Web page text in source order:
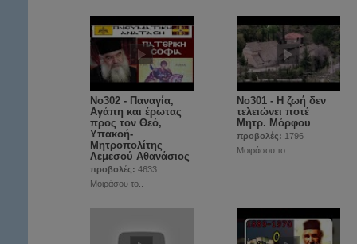
No302 - Παναγία,
Αγάπη και έρωτας
προς τον Θεό,
Υπακοή-
Μητροπολίτης
Λεμεσού Αθανάσιος
προβολές: 4633
Μοιράσου το..
No301 - Η ζωή δεν
τελειώνει ποτέ
Μητρ. Μόρφου
προβολές: 1796
Μοιράσου το..